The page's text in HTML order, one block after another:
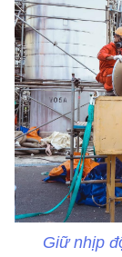
Giữ nhịp